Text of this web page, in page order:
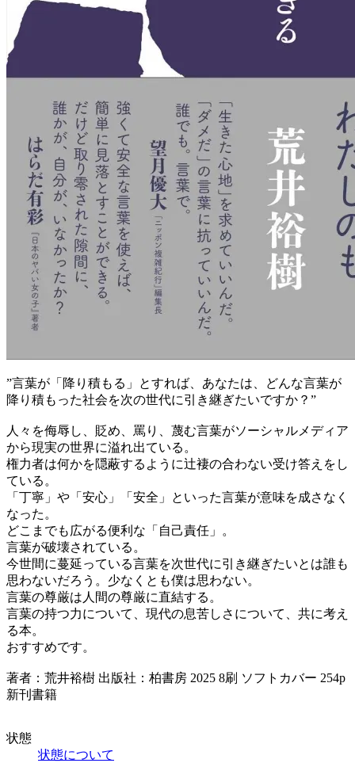
”言葉が「降り積もる」とすれば、あなたは、どんな言葉が
降り積もった社会を次の世代に引き継ぎたいですか？”
人々を侮辱し、貶め、罵り、蔑む言葉がソーシャルメディア
から現実の世界に溢れ出ている。
権力者は何かを隠蔽するように辻褄の合わない受け答えをし
ている。
「丁寧」や「安心」「安全」といった言葉が意味を成さなく
なった。
どこまでも広がる便利な「自己責任」。
言葉が破壊されている。
今世間に蔓延っている言葉を次世代に引き継ぎたいとは誰も
思わないだろう。少なくとも僕は思わない。
言葉の尊厳は人間の尊厳に直結する。
言葉の持つ力について、現代の息苦しさについて、共に考え
る本。
おすすめです。
著者：荒井裕樹 出版社：柏書房 2025 8刷 ソフトカバー 254p
新刊書籍
状態
状態について